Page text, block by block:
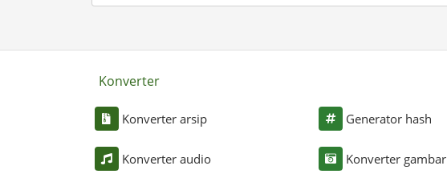
Konverter
Konverter arsip
Konverter audio
Generator hash
Konverter gambar